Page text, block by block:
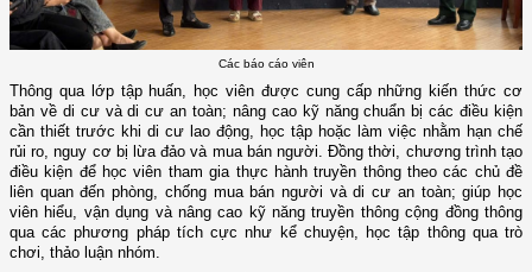
Các báo cáo viên
Thông qua lớp tập huấn, học viên được cung cấp những kiến thức cơ
bản về di cư và di cư an toàn; nâng cao kỹ năng chuẩn bị các điều kiện
cần thiết trước khi di cư lao động, học tập hoặc làm việc nhằm hạn chế
rủi ro, nguy cơ bị lừa đảo và mua bán người. Đồng thời, chương trình tạo
điều kiện để học viên tham gia thực hành truyền thông theo các chủ đề
liên quan đến phòng, chống mua bán người và di cư an toàn; giúp học
viên hiểu, vận dụng và nâng cao kỹ năng truyền thông cộng đồng thông
qua các phương pháp tích cực như kể chuyện, học tập thông qua trò
chơi, thảo luận nhóm.